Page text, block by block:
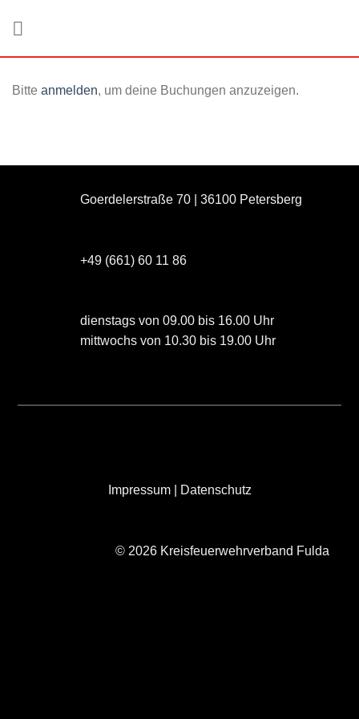
Bitte anmelden, um deine Buchungen anzuzeigen.
Goerdelerstraße 70 | 36100 Petersberg
+49 (661) 60 11 86
dienstags von 09.00 bis 16.00 Uhr
mittwochs von 10.30 bis 19.00 Uhr
Impressum| Datenschutz
© 2026 Kreisfeuerwehrverband Fulda